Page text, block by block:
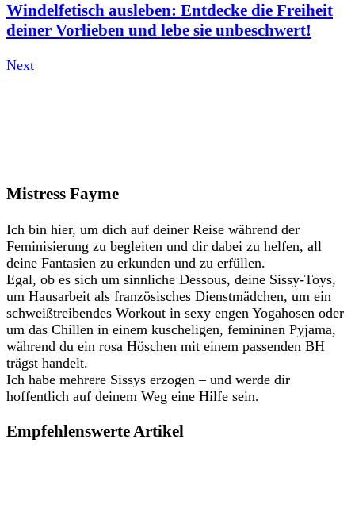
Windelfetisch ausleben: Entdecke die Freiheit
deiner Vorlieben und lebe sie unbeschwert!
Next
Mistress Fayme
Ich bin hier, um dich auf deiner Reise während der
Feminisierung zu begleiten und dir dabei zu helfen, all
deine Fantasien zu erkunden und zu erfüllen.
Egal, ob es sich um sinnliche Dessous, deine Sissy-Toys,
um Hausarbeit als französisches Dienstmädchen, um ein
schweißtreibendes Workout in sexy engen Yogahosen oder
um das Chillen in einem kuscheligen, femininen Pyjama,
während du ein rosa Höschen mit einem passenden BH
trägst handelt.
Ich habe mehrere Sissys erzogen – und werde dir
hoffentlich auf deinem Weg eine Hilfe sein.
Empfehlenswerte Artikel